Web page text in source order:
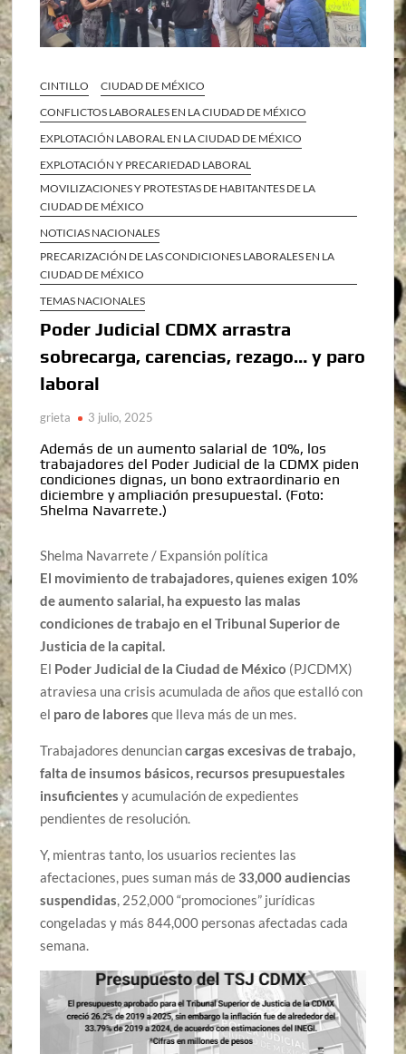
CINTILLO
CIUDAD DE MÉXICO
CONFLICTOS LABORALES EN LA CIUDAD DE MÉXICO
EXPLOTACIÓN LABORAL EN LA CIUDAD DE MÉXICO
EXPLOTACIÓN Y PRECARIEDAD LABORAL
MOVILIZACIONES Y PROTESTAS DE HABITANTES DE LA
CIUDAD DE MÉXICO
NOTICIAS NACIONALES
PRECARIZACIÓN DE LAS CONDICIONES LABORALES EN LA
CIUDAD DE MÉXICO
TEMAS NACIONALES
Poder Judicial CDMX arrastra
sobrecarga, carencias, rezago… y paro
laboral
grieta 3 julio, 2025
Además de un aumento salarial de 10%, los
trabajadores del Poder Judicial de la CDMX piden
condiciones dignas, un bono extraordinario en
diciembre y ampliación presupuestal. (Foto:
Shelma Navarrete.)
Shelma Navarrete / Expansión política
El movimiento de trabajadores, quienes exigen 10%
de aumento salarial, ha expuesto las malas
condiciones de trabajo en el Tribunal Superior de
Justicia de la capital.
El Poder Judicial de la Ciudad de México (PJCDMX)
atraviesa una crisis acumulada de años que estalló con
el paro de laboresque lleva más de un mes.
Trabajadores denunciancargas excesivas de trabajo,
falta de insumos básicos, recursos presupuestales
insuficientes y acumulación de expedientes
pendientes de resolución.
Y, mientras tanto, los usuarios recientes las
afectaciones, pues suman más de 33,000 audiencias
suspendidas, 252,000 “promociones” jurídicas
congeladas y más 844,000 personas afectadas cada
semana.